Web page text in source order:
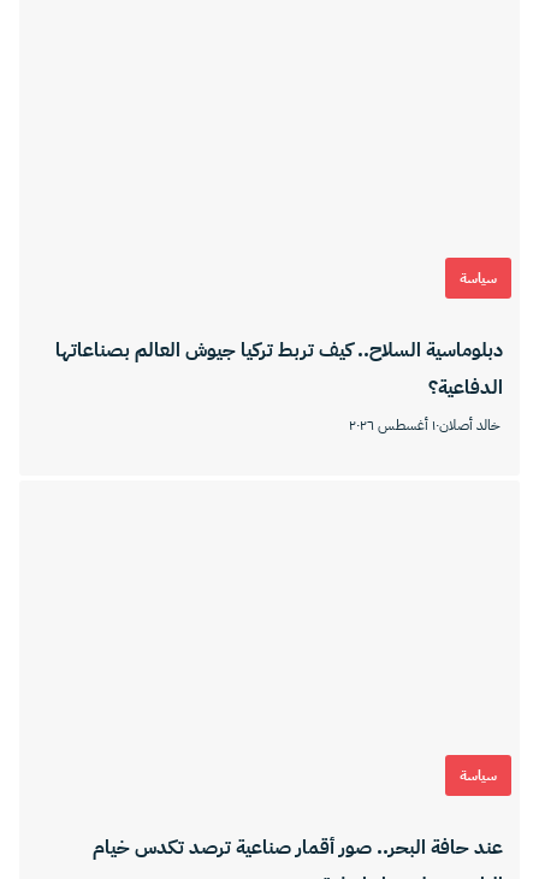
سياسة
دبلوماسية السلاح.. كيف تربط تركيا جيوش العالم بصناعاتها
الدفاعية؟
خالد أصلان١٠ أغسطس ٢٠٢٦
سياسة
عند حافة البحر.. صور أقمار صناعية ترصد تكدس خيام